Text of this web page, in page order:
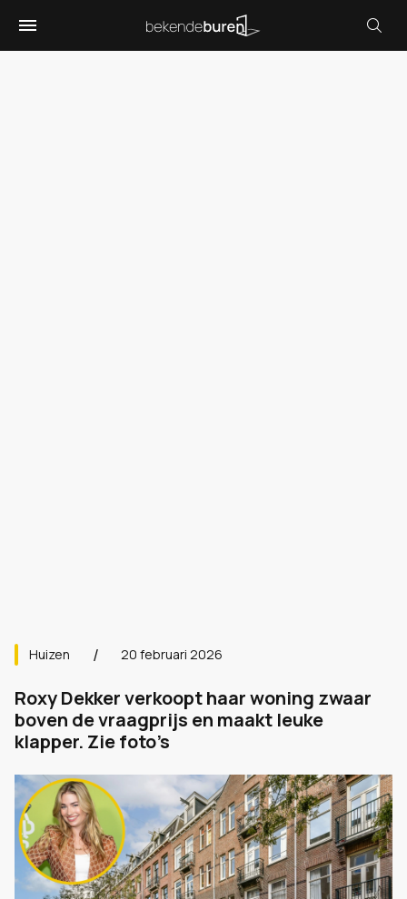
Huizen 20 februari 2026
Roxy Dekker verkoopt haar woning zwaar
boven de vraagprijs en maakt leuke
klapper. Zie foto’s